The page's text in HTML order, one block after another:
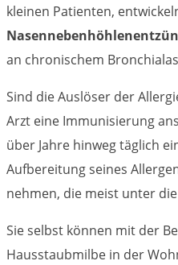
kleinen Patienten,
an chronischem
Sind die Auslöser der
Arzt eine Immunisierung
über Jahre hinweg täglich
Aufbereitung seines
nehmen, die meist unter
Sie selbst können mit der
Hausstaubmilbe in der